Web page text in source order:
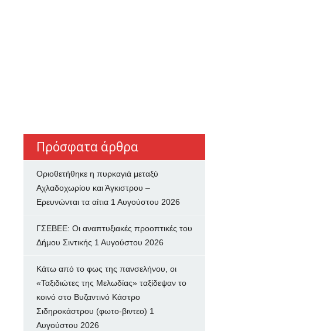
Πρόσφατα άρθρα
Οριοθετήθηκε η πυρκαγιά μεταξύ
Αχλαδοχωρίου και Άγκιστρου –
Ερευνώνται τα αίτια 1 Αυγούστου 2026
ΓΣΕΒΕΕ: Οι αναπτυξιακές προοπτικές του
Δήμου Σιντικής 1 Αυγούστου 2026
Κάτω από το φως της πανσελήνου, οι
«Ταξιδιώτες της Μελωδίας» ταξίδεψαν το
κοινό στο Βυζαντινό Κάστρο
Σιδηροκάστρου (φωτο-βιντεο) 1
Αυγούστου 2026